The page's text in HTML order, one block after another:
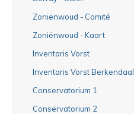
Zoniënwoud - Comité
Zoniënwoud - Kaart
Inventaris Vorst
Inventaris Vorst Berkendaal
Conservatorium 1
Conservatorium 2